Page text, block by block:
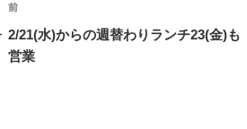
稿
ナ
前
の
投
前
2/21(水)からの週替わりランチ23(金)も
営業